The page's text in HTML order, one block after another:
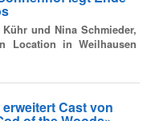
und Nina Schmieder,
Location in Weilhausen
Cast von